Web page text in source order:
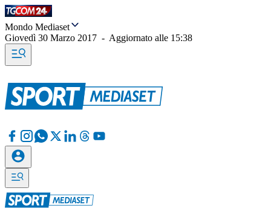
Mondo Mediaset
Giovedì 30 Marzo 2017 - Aggiornato alle 15:38